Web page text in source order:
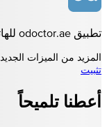
تطبيق odoctor.ae للهاتف
المزيد من الميزات الجديدة
تثبيت
أعطنا تلميحاً